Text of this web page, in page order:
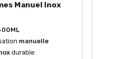
Manuel Inox
manuelle
durable